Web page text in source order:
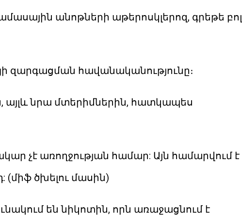
անոթների աթերոսկլերոզ, գրեթե
զարգացման հավանականությունը։
այլև նրա մտերիմներին, հատկապես
չէ առողջության համար: Այն համարվում է
ծխելու մասին)
են նիկոտին, որն առաջացնում է